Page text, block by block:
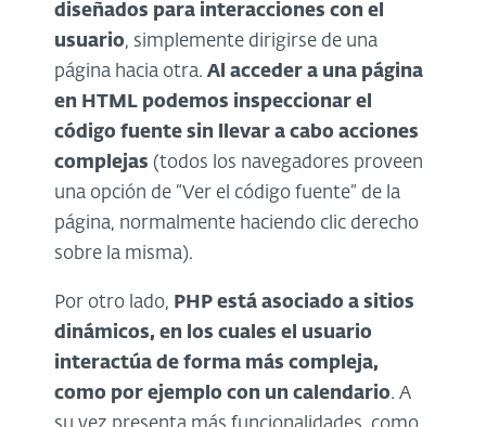
diseñados para interacciones con el
usuario, simplemente dirigirse de una
página hacia otra. Al acceder a una página
en HTML podemos inspeccionar el
código fuente sin llevar a cabo acciones
complejas (todos los navegadores proveen
una opción de “Ver el código fuente” de la
página, normalmente haciendo clic derecho
sobre la misma).
Por otro lado, PHP está asociado a sitios
dinámicos, en los cuales el usuario
interactúa de forma más compleja,
como por ejemplo con un calendario. A